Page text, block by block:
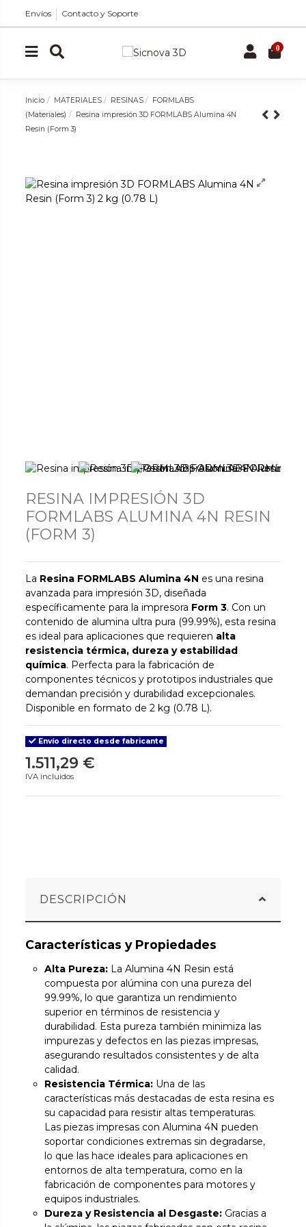
Envíos Contacto y Soporte
0
Inicio MATERIALES RESINAS
FORMLABS
(Materiales)
Resina impresión 3D FORMLABS Alumina 4N
Resin (Form 3)
RESINA IMPRESIÓN 3D
FORMLABS ALUMINA 4N RESIN
(FORM 3)
La Resina FORMLABS Alumina 4N es una resina
avanzada para impresión 3D, diseñada
específicamente para la impresora Form 3. Con un
contenido de alumina ultra pura (99.99%), esta resina
es ideal para aplicaciones que requieren alta
resistencia térmica, dureza y estabilidad
química. Perfecta para la fabricación de
componentes técnicos y prototipos industriales que
demandan precisión y durabilidad excepcionales.
Disponible en formato de 2 kg (0.78 L).
Envío directo desde fabricante
1.511,29 €
IVA incluidos
DESCRIPCIÓN
Características y Propiedades
Alta Pureza: La Alumina 4N Resin está
compuesta por alúmina con una pureza del
99.99%, lo que garantiza un rendimiento
superior en términos de resistencia y
durabilidad. Esta pureza también minimiza las
impurezas y defectos en las piezas impresas,
asegurando resultados consistentes y de alta
calidad.
Resistencia Térmica: Una de las
características más destacadas de esta resina es
su capacidad para resistir altas temperaturas.
Las piezas impresas con Alumina 4N pueden
soportar condiciones extremas sin degradarse,
lo que las hace ideales para aplicaciones en
entornos de alta temperatura, como en la
fabricación de componentes para motores y
equipos industriales.
Dureza y Resistencia al Desgaste: Gracias a